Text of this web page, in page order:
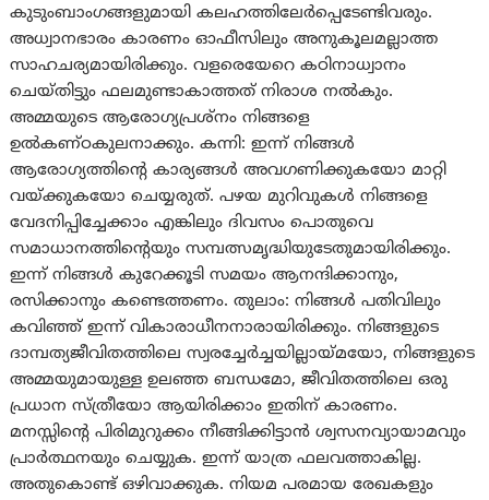
കുടുംബാംഗങ്ങളുമായി കലഹത്തിലേര്‍പ്പെടേണ്ടിവരും.
അധ്വാനഭാരം കാരണം ഓഫീസിലും അനുകൂലമല്ലാത്ത
സാഹചര്യമായിരിക്കും. വളരെയേറെ കഠിനാധ്വാനം
ചെയ്‌തിട്ടും ഫലമുണ്ടാകാത്തത് നിരാശ നല്‍കും.
അമ്മയുടെ ആരോഗ്യപ്രശ്‌നം നിങ്ങളെ
ഉല്‍കണ്‌ഠകുലനാക്കും. കന്നി: ഇന്ന് നിങ്ങൾ
ആരോഗ്യത്തിൻ്റെ കാര്യങ്ങൾ അവഗണിക്കുകയോ മാറ്റി
വയ്ക്കുകയോ ചെയ്യരുത്. പഴയ മുറിവുകൾ നിങ്ങളെ
വേദനിപ്പിച്ചേക്കാം എങ്കിലും ദിവസം പൊതുവെ
സമാധാനത്തിൻ്റെയും സമ്പത്സമൃദ്ധിയുടേതുമായിരിക്കും.
ഇന്ന് നിങ്ങൾ കുറേക്കൂടി സമയം ആനന്ദിക്കാനും,
രസിക്കാനും കണ്ടെത്തണം. തുലാം: നിങ്ങള്‍ പതിവിലും
കവിഞ്ഞ് ഇന്ന് വികാരാധീനനാരായിരിക്കും. നിങ്ങളുടെ
ദാമ്പത്യജീവിതത്തിലെ സ്വരച്ചേര്‍ച്ചയില്ലായ്‌മയോ, നിങ്ങളുടെ
അമ്മയുമായുള്ള ഉലഞ്ഞ ബന്ധമോ, ജീവിതത്തിലെ ഒരു
പ്രധാന സ്ത്രീയോ ആയിരിക്കാം ഇതിന് കാരണം.
മനസ്സിന്‍റെ പിരിമുറുക്കം നീങ്ങിക്കിട്ടാന്‍ ശ്വസനവ്യായാമവും
പ്രാര്‍ത്ഥനയും ചെയ്യുക. ഇന്ന് യാത്ര ഫലവത്താകില്ല.
അതുകൊണ്ട് ഒഴിവാക്കുക. നിയമ പരമായ രേഖകളും